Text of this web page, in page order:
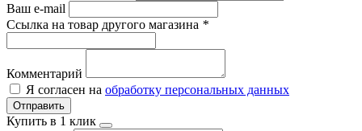
Ваш e-mail
Ссылка на товар другого магазина *
Комментарий
Я согласен на обработку персональных данных
Отправить
Купить в 1 клик